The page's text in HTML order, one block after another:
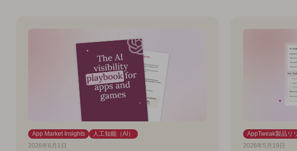
App Market Insights
人工知能（AI）
2026年6月1日
AppTweak製品リ
2026年5月19日